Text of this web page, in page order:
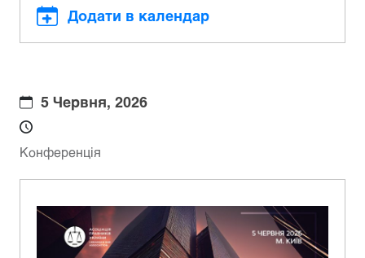
Додати в календар
5 Червня, 2026
Конференція